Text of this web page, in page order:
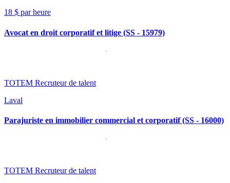
18 $ par heure
Avocat en droit corporatif et litige (SS - 15979)
TOTEM Recruteur de talent
Laval
Parajuriste en immobilier commercial et corporatif (SS - 16000)
TOTEM Recruteur de talent